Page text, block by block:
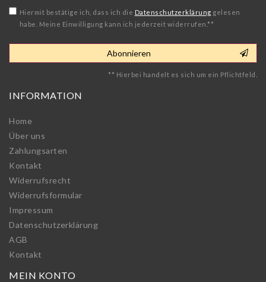
Hiermit bestätige ich, dass ich die Daten­schutz­erklärung gelesen
habe. Meine Einwilligung kann ich jederzeit widerrufen.**
Abonnieren
** Hierbei handelt es sich um ein Pflichtfeld.
INFORMATION
Home
Über uns
Zahlungsarten
Kontakt
Widerrufs­recht
Widerrufs­formular
Impressum
Daten­schutz­erklärung
AGB
Kontakt
MEIN KONTO